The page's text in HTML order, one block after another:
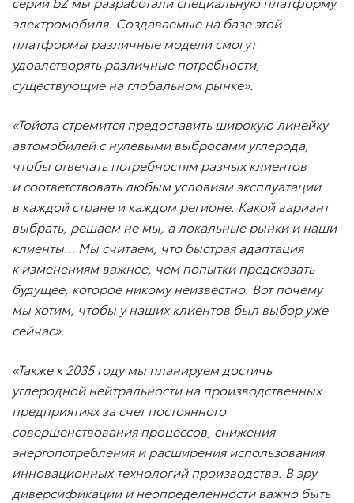
электромобиля. Создаваемые на базе этой
платформы различные модели смогут
удовлетворять различные потребности,
существующие на глобальном рынке».
«Тойота стремится предоставить широкую линейку
автомобилей с нулевыми выбросами углерода,
чтобы отвечать потребностям разных клиентов
и соответствовать любым условиям эксплуатации
в каждой стране и каждом регионе. Какой вариант
выбрать, решаем не мы, а локальные рынки и наши
клиенты… Мы считаем, что быстрая адаптация
к изменениям важнее, чем попытки предсказать
будущее, которое никому неизвестно. Вот почему
мы хотим, чтобы у наших клиентов был выбор уже
сейчас».
«Также к 2035 году мы планируем достичь
углеродной нейтральности на производственных
предприятиях за счет постоянного
совершенствования процессов, снижения
энергопотребления и расширения использования
инновационных технологий производства. В эру
диверсификации и неопределенности важно быть